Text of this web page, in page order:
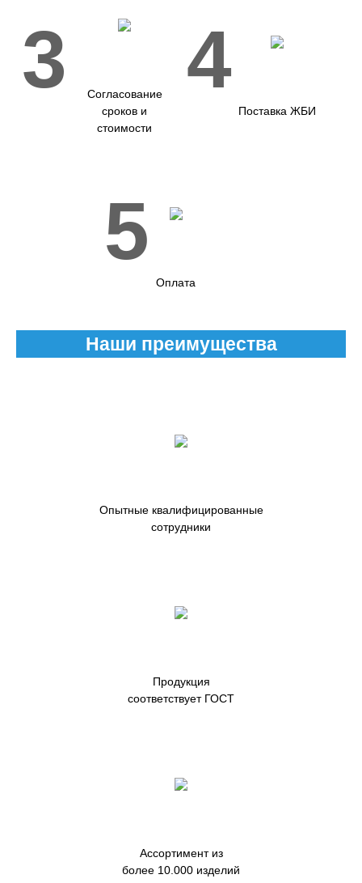
3
Согласование
сроков и
стоимости
4
Поставка ЖБИ
5
Оплата
Наши преимущества
Опытные квалифицированные
сотрудники
Продукция
соответствует ГОСТ
Ассортимент из
более 10.000 изделий